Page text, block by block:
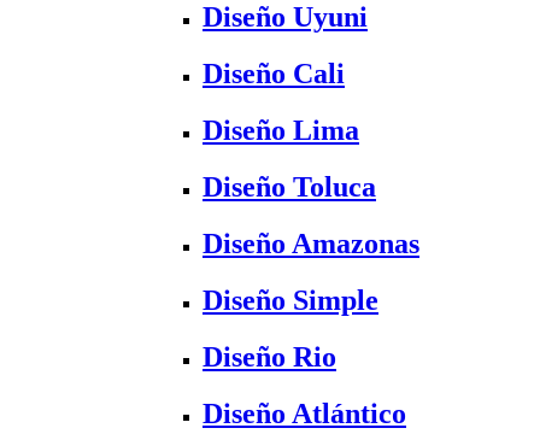
Diseño Uyuni
Diseño Cali
Diseño Lima
Diseño Toluca
Diseño Amazonas
Diseño Simple
Diseño Rio
Diseño Atlántico